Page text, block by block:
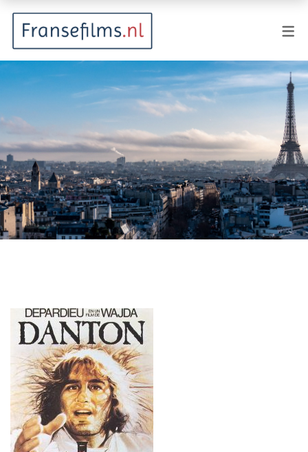
Animatie
Documentaire
Drama
Fantasy
Horror
Misdaad
Musical
Oorlogsfilm
Romantische komedie
Thriller